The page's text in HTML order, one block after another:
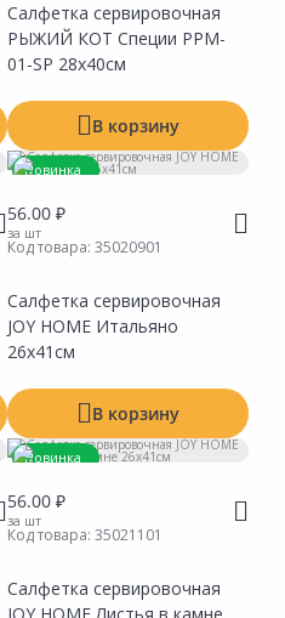
Салфетка сервировочная
РЫЖИЙ КОТ Специи PPM-
01-SP 28х40см
В корзину
Новинка
56.00 ₽
за шт
Код товара: 35020901
Салфетка сервировочная
JOY HOME Итальяно
26х41см
В корзину
Новинка
56.00 ₽
за шт
Код товара: 35021101
Салфетка сервировочная